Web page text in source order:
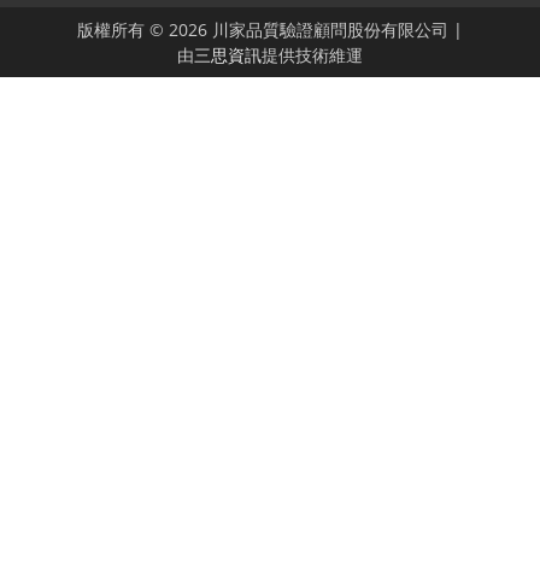
版權所有 © 2026 川家品質驗證顧問股份有限公司 |
由三思資訊提供技術維運